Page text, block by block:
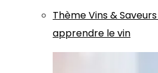
ThèmeVins & Saveurs
apprendre le vin